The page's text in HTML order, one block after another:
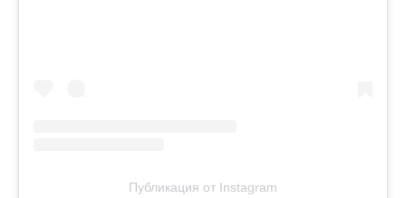
Публикация от Instagram